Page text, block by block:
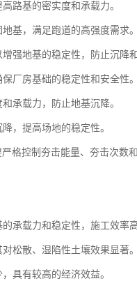
路基的密实度和承载力。
基，满足跑道的高强度需求。
强地基的稳定性，防止沉降和
厂房基础的稳定性和安全性。
承载力，防止地基沉降。
，提高场地的稳定性。
格控制夯击能量、夯击次数
承载力和稳定性，施工效率高
松散、湿陷性土壤效果显著。
具有较高的经济效益。